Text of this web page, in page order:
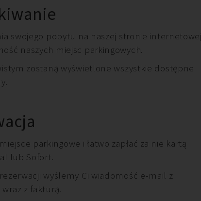
swojego pobytu na naszej stronie
naszych miejsc parkingowych.
zostaną wyświetlone wszystkie dostępne
parkingowe i łatwo zapłać za nie kartą
lub Sofort.
wyślemy Ci wiadomość e-mail z
z fakturą.